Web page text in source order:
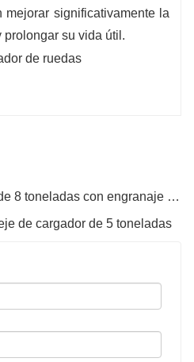
mejorar significativamente la
su vida útil.
anterior : Eje de cargador de 8 toneladas con engranaje epicicloidal
de cargador de 5 toneladas